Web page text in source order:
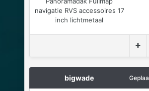
navigatie RVS accessoires 17
inch lichtmetaal
bigwade